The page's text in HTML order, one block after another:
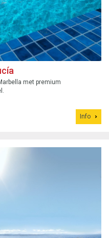
met premium
Info